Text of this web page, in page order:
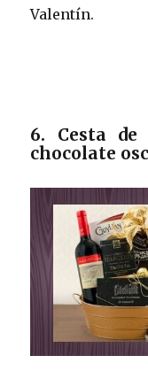
Valentín.
6. Cesta
chocolate